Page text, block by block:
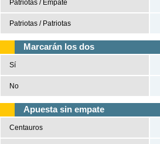
Patriotas / Empate
Patriotas / Patriotas
Marcarán los dos
Sí
No
Apuesta sin empate
Centauros
Tenis
Casas de Apuestas